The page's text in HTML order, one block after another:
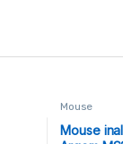
Mouse
Mouse